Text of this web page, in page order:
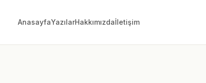
AnasayfaYazılarHakkımızdaİletişim